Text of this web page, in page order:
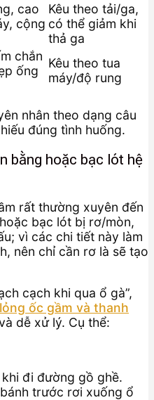
cao
cộng
Kêu theo tải/ga,
có thể giảm khi
thả ga
chắn
ống
Kêu theo tua
máy/độ rung
nhân theo dạng câu
đúng tình huống.
bằng hoặc bạc lót hệ
rất thường xuyên đến
bạc lót bị rơ/mòn,
vì các chi tiết này làm
nên chỉ cần rơ là sẽ tạo
cạch khi qua ổ gà”,
lỏng ốc gầm và thanh
dễ xử lý. Cụ thể:
đi đường gồ ghề.
trước rơi xuống ổ